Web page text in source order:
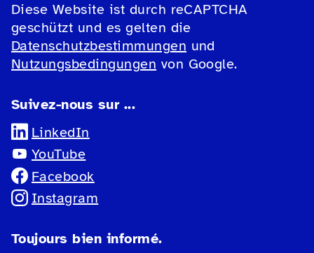
Diese Website ist durch reCAPTCHA
geschützt und es gelten die
Datenschutzbestimmungen und
Nutzungsbedingungen von Google.
Suivez-nous sur ...
LinkedIn
YouTube
Facebook
Instagram
Toujours bien informé.